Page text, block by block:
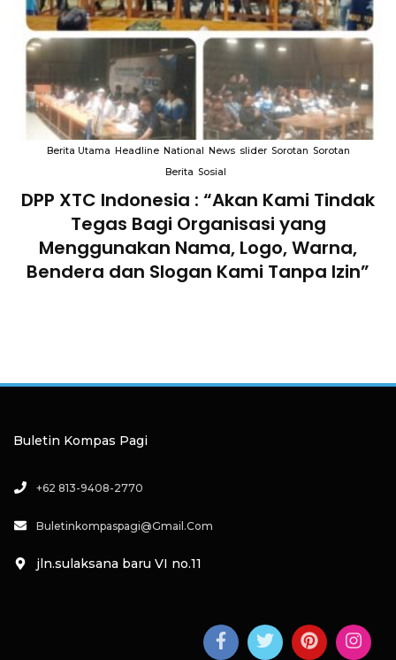
Berita Utama Headline National News slider Sorotan Sorotan
Berita Sosial
DPP XTC Indonesia : “Akan Kami Tindak
Tegas Bagi Organisasi yang
Menggunakan Nama, Logo, Warna,
Bendera dan Slogan Kami Tanpa Izin”
Buletin Kompas Pagi
+62 813-9408-2770
Buletinkompaspagi@gmail.com
jln.sulaksana baru VI no.11